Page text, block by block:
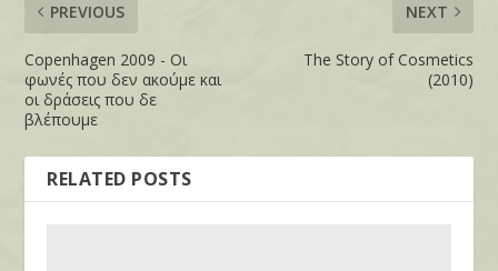
PREVIOUS
Copenhagen 2009 - Οι
φωνές που δεν ακούμε και
οι δράσεις που δε
βλέπουμε
NEXT
The Story of Cosmetics
(2010)
RELATED POSTS